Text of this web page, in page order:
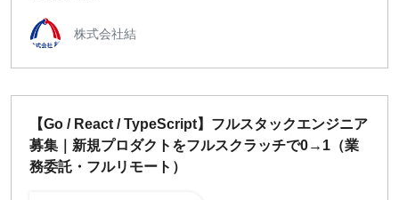
株式会社結
【Go / React / TypeScript】フルスタックエンジニア
募集｜新規プロダクトをフルスクラッチで0→1（業
務委託・フルリモート）